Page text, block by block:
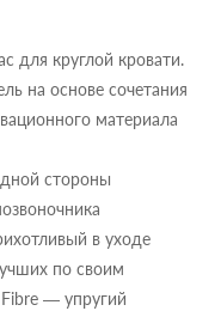
для круглой кровати.
на основе сочетания
материала
стороны
в уходе
по своим
— упругий